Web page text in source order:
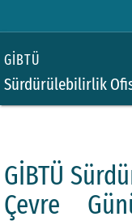
GİBTÜ
Sürdürülebilirlik
GİBTÜ
Çevre